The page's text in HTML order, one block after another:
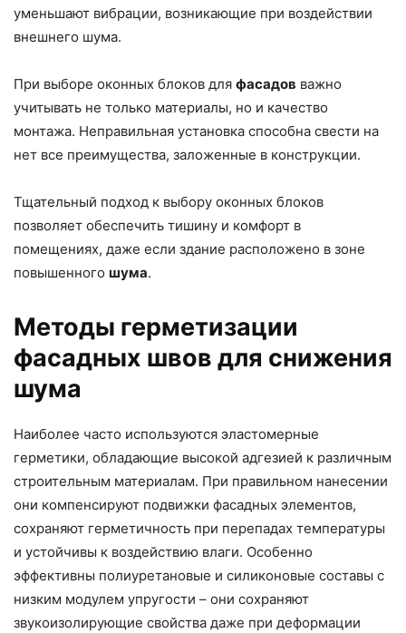
уменьшают вибрации, возникающие при воздействии
внешнего шума.
При выборе оконных блоков для фасадов важно
учитывать не только материалы, но и качество
монтажа. Неправильная установка способна свести на
нет все преимущества, заложенные в конструкции.
Тщательный подход к выбору оконных блоков
позволяет обеспечить тишину и комфорт в
помещениях, даже если здание расположено в зоне
повышенного шума.
Методы герметизации
фасадных швов для снижения
шума
Наиболее часто используются эластомерные
герметики, обладающие высокой адгезией к различным
строительным материалам. При правильном нанесении
они компенсируют подвижки фасадных элементов,
сохраняют герметичность при перепадах температуры
и устойчивы к воздействию влаги. Особенно
эффективны полиуретановые и силиконовые составы с
низким модулем упругости – они сохраняют
звукоизолирующие свойства даже при деформации